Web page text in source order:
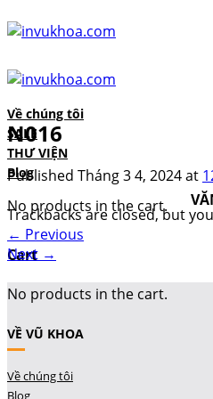
to
Về chúng tôi
SALE
THƯ VIỆN
Blog
No products in the cart.
Cart
No products in the cart.
N016
Published Tháng 3 4, 2024at
Trackbacks are closed, but
← Previous
Next →
VỀ VŨ KHOA
Về chúng tôi
Blog